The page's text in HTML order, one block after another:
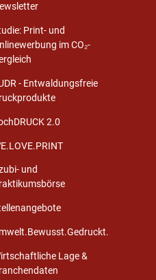
Print- und
im CO₂-
- Entwaldungsfreie
2.0
und
Lage &